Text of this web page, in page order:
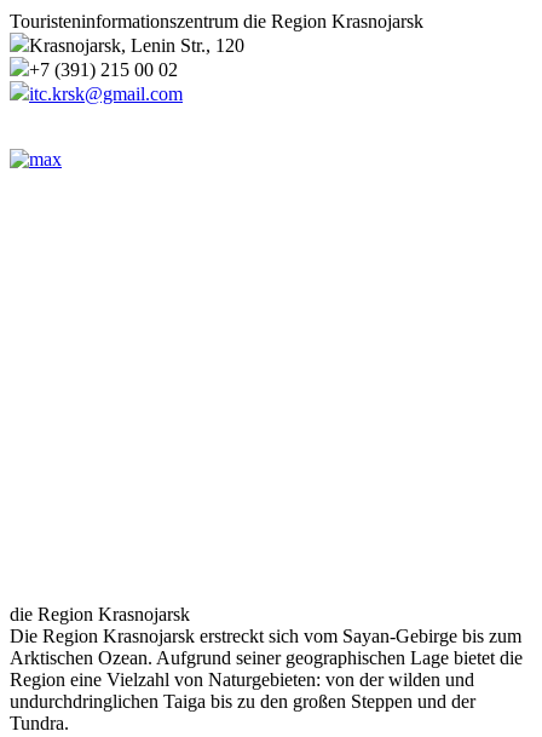
Touristeninformationszentrum die Region Krasnojarsk
Krasnojarsk, Lenin Str., 120
+7 (391) 215 00 02
itc.krsk@gmail.com
die Region Krasnojarsk
Die Region Krasnojarsk erstreckt sich vom Sayan-Gebirge bis zum
Arktischen Ozean. Aufgrund seiner geographischen Lage bietet die
Region eine Vielzahl von Naturgebieten: von der wilden und
undurchdringlichen Taiga bis zu den großen Steppen und der
Tundra.